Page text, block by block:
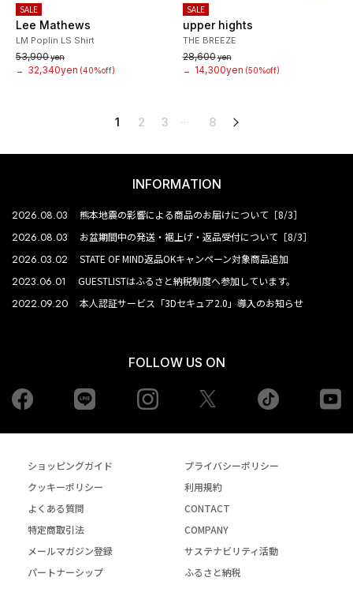
SALE
Lee Mathews
LM Poplin LS Shirt
53,900yen
→
32,340yen (40%off)
SALE
upper hights
THE BREEZE
28,600yen
→
14,300yen (50%off)
1 2 3 … 8
INFORMATION
2026.08.03 熊本地震の影響による商品のお届けについて［8/3］
2026.08.03 お盆期間中の発送・裾上げ・返品受付について［8/3］
2026.03.02 STATE OF MIND返品OKキャンペーン対象商品追加
2023.06.01 GUESTLISTはふるさと納税制度へ参加しています。
2022.09.20 本人認証サービス「3Dセキュア2.0」導入のお知らせ
FOLLOW US ON
Facebook Instagram tiktok
ショッピングガイド
プライバシーポリシー
クッキーポリシー
利用規約
よくある質問
CONTACT
特定商取引法
COMPANY
メールマガジン登録
サステナビリティ活動
パートナーシップ
ふるさと納税